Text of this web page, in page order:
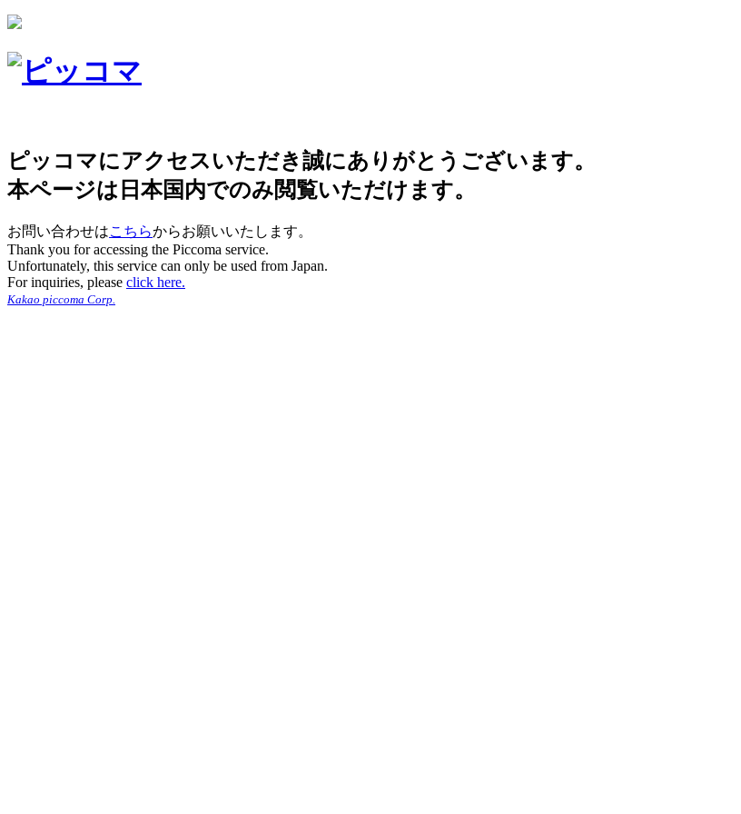
ピッコマにアクセスいただき誠にありがとうございます。
本ページは日本国内でのみ閲覧いただけます。
お問い合わせはこちらからお願いいたします。
Thank you for accessing the Piccoma service.
Unfortunately, this service can only be used from Japan.
For inquiries, please click here.
Kakao piccoma Corp.